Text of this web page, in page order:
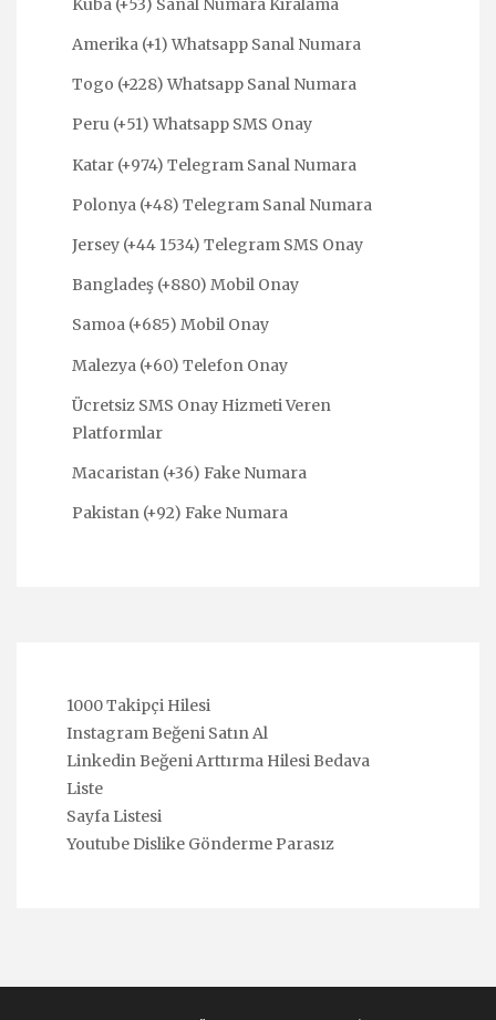
Küba (+53) Sanal Numara Kiralama
Amerika (+1) Whatsapp Sanal Numara
Togo (+228) Whatsapp Sanal Numara
Peru (+51) Whatsapp SMS Onay
Katar (+974) Telegram Sanal Numara
Polonya (+48) Telegram Sanal Numara
Jersey (+44 1534) Telegram SMS Onay
Bangladeş (+880) Mobil Onay
Samoa (+685) Mobil Onay
Malezya (+60) Telefon Onay
Ücretsiz SMS Onay Hizmeti Veren
Platformlar
Macaristan (+36) Fake Numara
Pakistan (+92) Fake Numara
1000 Takipçi Hilesi
Instagram Beğeni Satın Al
Linkedin Beğeni Arttırma Hilesi Bedava
Liste
Sayfa Listesi
Youtube Dislike Gönderme Parasız